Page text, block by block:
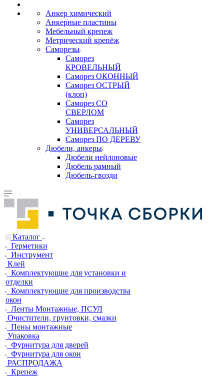
Анкер химический
Анкерные пластины
Мебельный крепеж
Метрический крепёж
Саморезы
Саморез
КРОВЕЛЬНЫЙ
Саморез ОКОННЫЙ
Саморез ОСТРЫЙ
(клоп)
Саморез СО
СВЕРЛОМ
Саморез
УНИВЕРСАЛЬНЫЙ
Саморез ПО ДЕРЕВУ
Дюбели, анкеры
Дюбели нейлоновые
Дюбель рамный
Дюбель-гвозди
Каталог
Герметики
Инструмент
Клей
Комплектующие для установки и
отделки
Комплектующие для производства
окон
Ленты Монтажные, ПСУЛ
Очистители, грунтовки, смазки
Пены монтажные
Упаковка
Фурнитура для дверей
Фурнитура для окон
РАСПРОДАЖА
Крепеж